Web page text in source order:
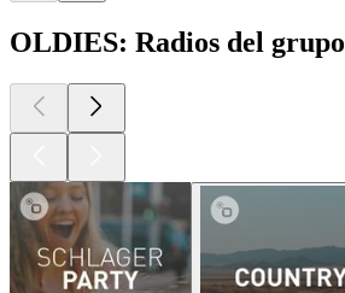
OLDIES: Radios del grupo